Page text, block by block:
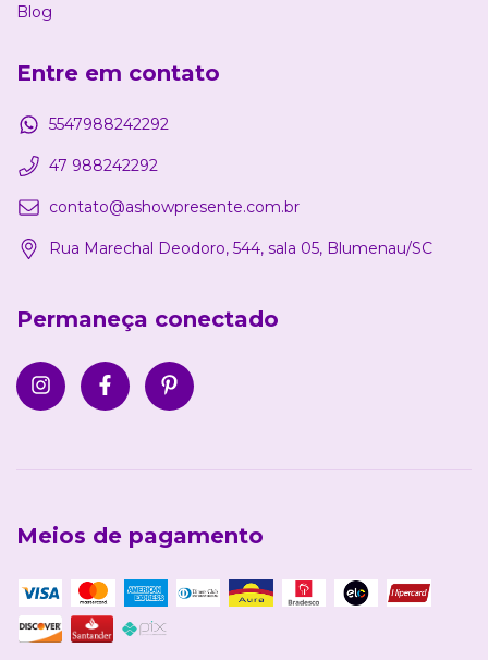
Blog
Entre em contato
5547988242292
47 988242292
contato@ashowpresente.com.br
Rua Marechal Deodoro, 544, sala 05, Blumenau/SC
Permaneça conectado
Meios de pagamento